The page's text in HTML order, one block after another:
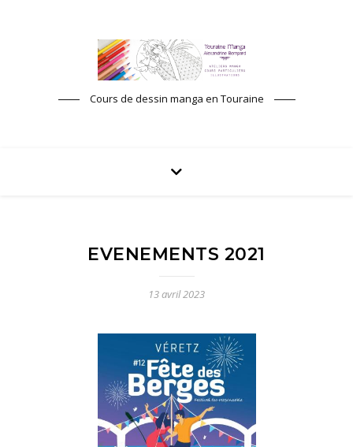
Cours de dessin manga en Touraine
EVENEMENTS 2021
13 avril 2023